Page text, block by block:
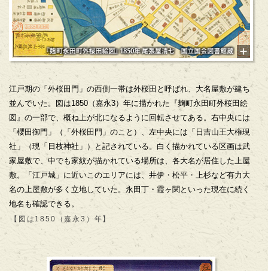
江戸期の「外桜田門」の西側一帯は外桜田と呼ばれ、大名屋敷が建ち
並んでいた。図は1850（嘉永3）年に描かれた『麹町永田町外桜田絵
図』の一部で、概ね上が北になるように回転させてある。右中央には
「櫻田御門」（「外桜田門」のこと）、左中央には「日吉山王大権現
社」（現「日枝神社」）と記されている。白く描かれている区画は武
家屋敷で、中でも家紋が描かれている場所は、各大名が居住した上屋
敷。「江戸城」に近いこのエリアには、井伊・松平・上杉など有力大
名の上屋敷が多く立地していた。永田丁・霞ヶ関といった現在に続く
地名も確認できる。
【図は1850（嘉永3）年】